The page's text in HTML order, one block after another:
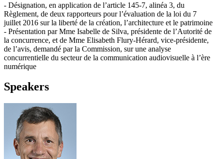
- Désignation, en application de l’article 145-7, alinéa 3, du
Règlement, de deux rapporteurs pour l’évaluation de la loi du 7
juillet 2016 sur la liberté de la création, l’architecture et le patrimoine
- Présentation par Mme Isabelle de Silva, présidente de l’Autorité de
la concurrence, et de Mme Elisabeth Flury-Hérard, vice-présidente,
de l’avis, demandé par la Commission, sur une analyse
concurrentielle du secteur de la communication audiovisuelle à l’ère
numérique
Speakers